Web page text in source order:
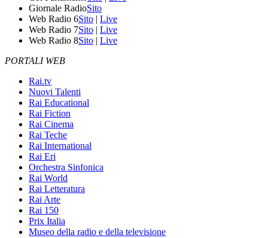
Giornale RadioSito
Web Radio 6Sito | Live
Web Radio 7Sito | Live
Web Radio 8Sito | Live
PORTALI WEB
Rai.tv
Nuovi Talenti
Rai Educational
Rai Fiction
Rai Cinema
Rai Teche
Rai International
Rai Eri
Orchestra Sinfonica
Rai World
Rai Letteratura
Rai Arte
Rai 150
Prix Italia
Museo della radio e della televisione